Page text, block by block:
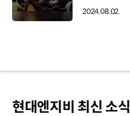
2024.08.02.
현대엔지비 최신 소식